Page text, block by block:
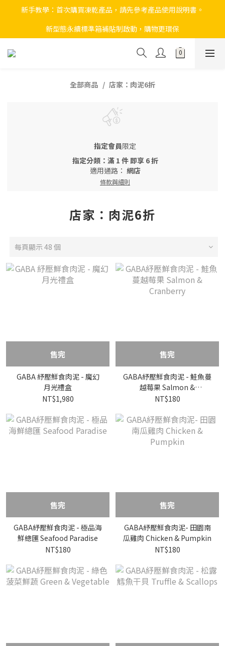
新手教學：首次購買凍乾產品，請先參考產品使用說明書。
新型態永續標準箱補貼制啟動，購物更環保
全部商品 店家：肉泥6折
指定會員限定
指定分類：滿 1 件 即享 6 折
適用通路： 網店
條款與細則
店家：肉泥6折
每頁顯示 48 個
售完
GABA 紓壓鮮食肉泥 - 魔幻
月光禮盒
NT$1,980
售完
GABA紓壓鮮食肉泥 - 鮭魚蔓
越莓果 Salmon &
Cranberry
NT$180
售完
GABA紓壓鮮食肉泥 - 極品海
鮮總匯 Seafood Paradise
NT$180
售完
GABA紓壓鮮食肉泥- 田園南
瓜雞肉 Chicken & Pumpkin
NT$180